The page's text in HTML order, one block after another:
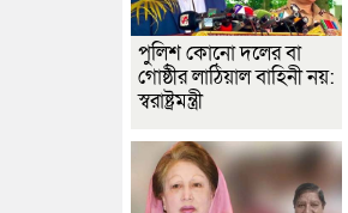
পুলিশ কোনো দলের বা
গোষ্ঠীর লাঠিয়াল বাহিনী নয়:
স্বরাষ্ট্রমন্ত্রী